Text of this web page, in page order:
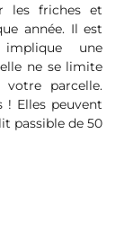
les friches et
année. Il est
une
ne se limite
parcelle.
! Elles peuvent
passible de 50